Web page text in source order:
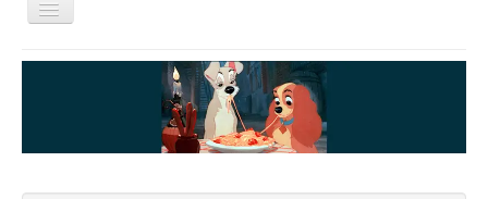
Toggle
Navigation
Trang Chủ
Philips Pasta Maker